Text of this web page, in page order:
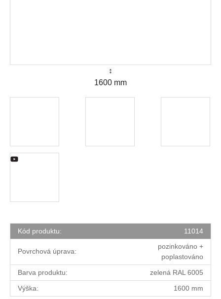
↕
1600 mm
Kód produktu: 11014
Povrchová úprava:
pozinkováno +
poplastováno
Barva produktu:
zelená RAL 6005
Výška:
1600 mm